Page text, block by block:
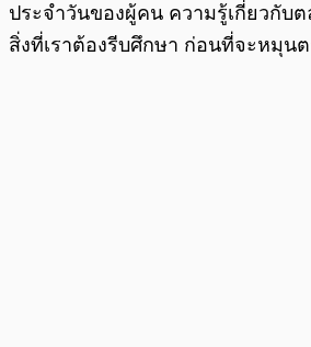
ประจำวันของผู้คน ความรู้เกี่ยวกับ
สิ่งที่เราต้องรีบศึกษา ก่อนที่จะหมุน